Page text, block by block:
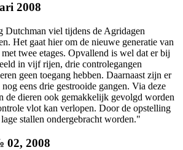
2008
Dutchman viel tijdens de Agridagen
Het gaat hier om de nieuwe generatie van
twee etages. Opvallend is wel dat er bij
in vijf rijen, drie controlegangen
geen toegang hebben. Daarnaast zijn er
eens drie gestrooide gangen. Via deze
de dieren ook gemakkelijk gevolgd worden
vlot kan verlopen. Door de opstelling
stallen ondergebracht worden."
02, 2008